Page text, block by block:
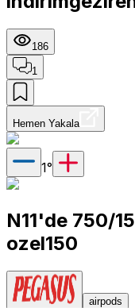
186
1
Hemen Yakala
1°
N11'de 750/
ozel150
airpods